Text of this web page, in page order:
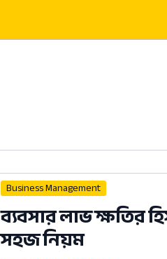
Business Management
ব্যবসার লাভ ক্ষতির
সহজ নিয়ম